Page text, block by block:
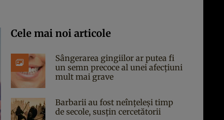
Cele mai noi articole
Sângerarea gingiilor ar putea fi
un semn precoce al unei afecțiuni
mult mai grave
Barbarii au fost neînțeleși timp
de secole, susțin cercetătorii